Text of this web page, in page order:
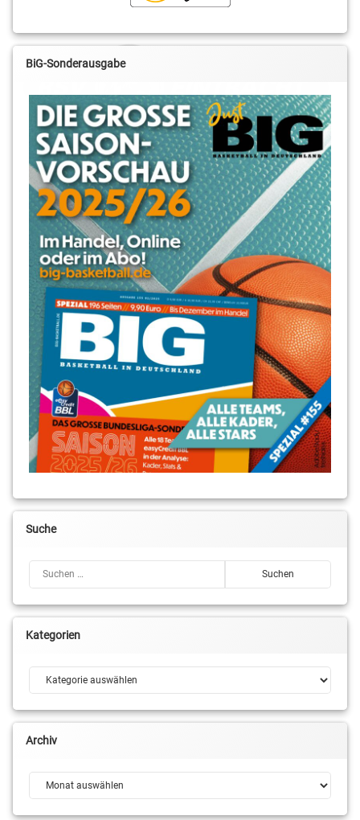
BiG-Sonderausgabe
Suche
Kategorien
Archiv